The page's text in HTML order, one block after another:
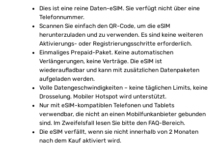
Dies ist eine reine Daten-eSIM. Sie verfügt nicht über eine
Telefonnummer.
Scannen Sie einfach den QR-Code, um die eSIM
herunterzuladen und zu verwenden. Es sind keine weiteren
Aktivierungs- oder Registrierungsschritte erforderlich.
Einmaliges Prepaid-Paket. Keine automatischen
Verlängerungen, keine Verträge. Die eSIM ist
wiederaufladbar und kann mit zusätzlichen Datenpaketen
aufgeladen werden.
Volle Datengeschwindigkeiten – keine täglichen Limits, keine
Drosselung. Mobiler Hotspot wird unterstützt.
Nur mit eSIM-kompatiblen Telefonen und Tablets
verwendbar, die nicht an einen Mobilfunkanbieter gebunden
sind. Im Zweifelsfall lesen Sie bitte den FAQ-Bereich.
Die eSIM verfällt, wenn sie nicht innerhalb von 2 Monaten
nach dem Kauf aktiviert wird.